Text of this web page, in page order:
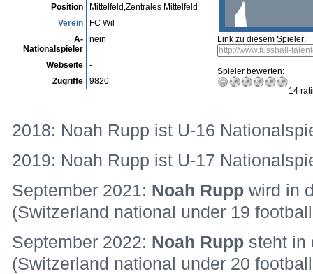
Position
Mittelfeld,Zentrales Mittelfeld
Verein
FC Wil
A-
Nationalspieler
nein
Webseite
-
Zugriffe
9820
Link zu diesem Spieler:
Spieler bewerten:
14
2018: Noah Rupp ist U-16
2019: Noah Rupp ist U-17
September 2021: Noah Ruppwird in
(Switzerland national under 19
September 2022: Noah Rupp steht in
(Switzerland national under 20